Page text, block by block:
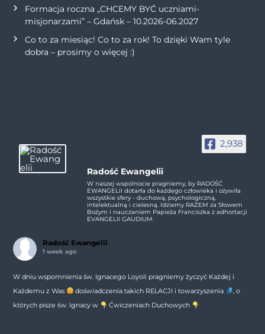
Formacja roczna „CHCEMY BYĆ uczniami-
misjonarzami” – Gdańsk – 10.2026-06.2027
Co to za miesiąc! Co to za rok! To dzięki Wam tyle
dobra – prosimy o więcej :)
2,938
Radość Ewangelii
W naszej wspólnocie pragniemy, by RADOŚĆ
EWANGELII dotarła do każdego człowieka i ożywiła
wszystkie sfery - duchową, psychologiczną,
intelektualną i cielesną. Idziemy RAZEM za Słowem
Bożym i nauczaniem Papieża Franciszka z adhortacji
EVANGELII GAUDIUM.
Radość Ewangelii
1 week ago
W dniu wspomnienia św. Ignacego Loyoli pragniemy życzyć Każdej i
Każdemu z Was
doświadczenia takich RELACJI i towarzyszenia
, o
których pisze św. Ignacy w
Ćwiczeniach Duchowych